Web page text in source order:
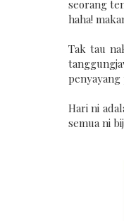
seorang
haha!
Tak tau
penyayang
Hari ni
semua ni